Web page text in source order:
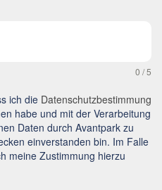
0 / 5
ich die Datenschutzbestimmung
habe und mit der Verarbeitung
Daten durch Avantpark zu
einverstanden bin. Im Falle
meine Zustimmung hierzu